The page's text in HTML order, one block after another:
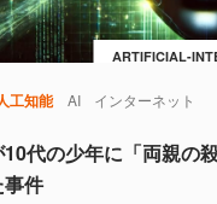
ARTIFICIAL-
工知能 AI インターネット
代の少年に「両親の
件